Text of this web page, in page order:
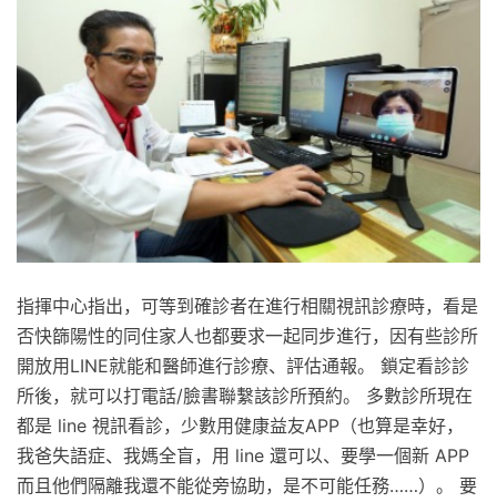
指揮中心指出，可等到確診者在進行相關視訊診療時，看是
否快篩陽性的同住家人也都要求一起同步進行，因有些診所
開放用LINE就能和醫師進行診療、評估通報。 鎖定看診診
所後，就可以打電話/臉書聯繫該診所預約。 多數診所現在
都是 line 視訊看診，少數用健康益友APP（也算是幸好，
我爸失語症、我媽全盲，用 line 還可以、要學一個新 APP
而且他們隔離我還不能從旁協助，是不可能任務……）。 要